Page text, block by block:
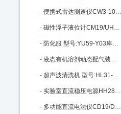
- 便携式雷达测速仪CW3-101911库号：M296191
- 磁性浮子液位计CM19/UHZ68-CF04：M402690
- 防化服 型号:YU59-Y03库号：M404106
- 液态有机溶剂动态配气装置 MF-3D：M405664
- 超声波清洗机 型号:HL31-25T库号：M405665
- 实验室直流稳压电源HH28-HY3003D-3 M140915
- 多功能直流电法仪CD19/DZD-6A库号：M201850